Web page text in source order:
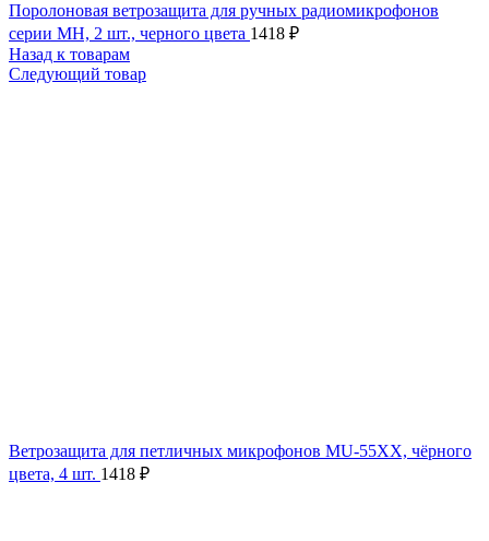
Поролоновая ветрозащита для ручных радиомикрофонов
серии MH, 2 шт., черного цвета 1418 ₽
Назад к товарам
Следующий товар
Ветрозащита для петличных микрофонов MU-55XX, чёрного
цвета, 4 шт. 1418 ₽